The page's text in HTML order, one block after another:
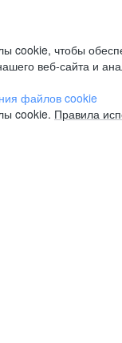
cookie, чтобы
веб-сайта и
файлов cookie
cookie. Правила